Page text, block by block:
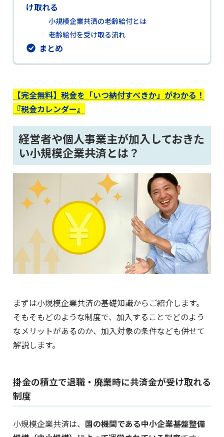
け取れる
小規模企業共済の老齢給付とは
老齢給付を受け取る流れ
まとめ
【完全無料】税金を「いつ納付すべきか」がわかる！
『税金カレンダー』
経営者や個人事業主が加入しておきた
い小規模企業共済とは？
まずは小規模企業共済の基礎知識からご紹介します。
そもそもどのような制度で、加入することでどのよう
なメリットがあるのか、加入対象の条件なども併せて
解説します。
掛金の積立で退職・廃業時に共済金が受け取れる
制度
小規模企業共済は、 国の機関である中小企業基盤整備